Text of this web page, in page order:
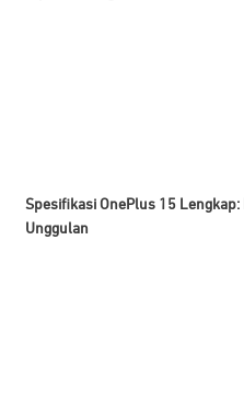
Spesifikasi OnePlus 15
Unggulan